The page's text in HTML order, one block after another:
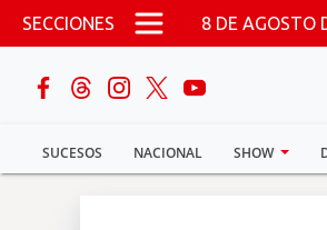
Pasar al contenido principal
SECCIONES 8 DE AGOSTO
SUCESOS NACIONAL SHOW
buscar
Sucesos